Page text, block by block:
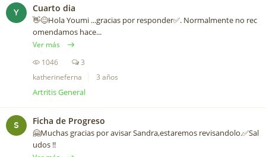
Y Cuarto dia
👋😊Hola Youmi ...gracias por responder✅. Normalmente no rec
omendamos hace...
Ver más
1046
3
katherineferna
3 años
Artritis General
S Ficha de Progreso
🤗Muchas gracias por avisar Sandra,estaremos revisandolo.✅Sal
udos !!